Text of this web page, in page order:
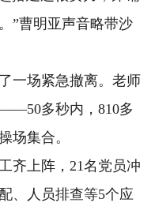
”曹明亚声音略带沙
场紧急撤离。老师
多秒内，810多
场集合。
上阵，21名党员冲
、人员排查等5个应